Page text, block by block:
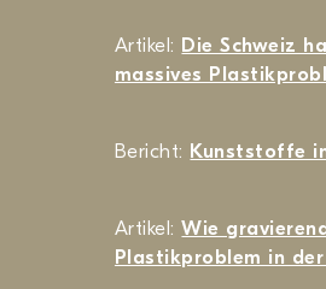
Artikel: Die Schweiz
massives
Bericht: Kunststoffe
Artikel:Wie
Plastikproblem in der